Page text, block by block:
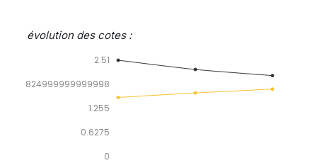
évolution des cotes :
0
0.6275
1.255
1.8824999999999998
2.51